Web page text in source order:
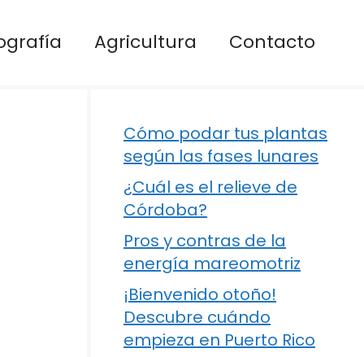
Agricultura Contacto
Cómo podar tus plantas
según las fases lunares
¿Cuál es el relieve de
Córdoba?
Pros y contras de la
energía mareomotriz
¡Bienvenido otoño!
Descubre cuándo
empieza en Puerto Rico